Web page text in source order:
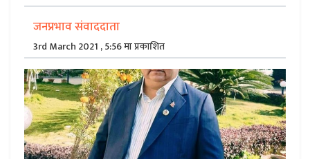
जनप्रभाव संवाददाता
3rd March 2021 , 5:56 मा प्रकाशित